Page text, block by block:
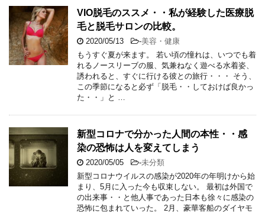
VIO脱毛のススメ・・私が経験した医療脱
毛と脱毛サロンの比較。
2020/05/13 -美容・健康
もうすぐ夏が来ます。 若い頃の憧れは、いつでも着
れるノースリーブの服、気兼ねなく遊べる水着姿、
誘われると、すぐに行ける彼との旅行・・・ そう、
この季節になると必ず「脱毛・・しておけば良かっ
た・・」と …
新型コロナで分かった人間の本性・・感
染の恐怖は人を変えてしまう
2020/05/05 -未分類
新型コロナウイルスの感染が2020年の年明けから始
まり、5月に入った今も収束しない。 最初は外国で
の出来事・・と他人事であった日本も徐々に感染の
恐怖に包まれていった。 2月、豪華客船のダイヤモ